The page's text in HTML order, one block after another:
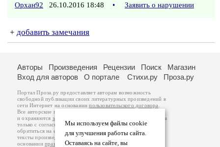
Орхан92 26.10.2016 18:48 • Заявить о нарушении
+ добавить замечания
Мы используем файлы cookie
для улучшения работы сайта.
Оставаясь на сайте, вы
Авторы Произведения Рецензии Поиск
Магазин
Вход для авторов
О портале Стихи.ру Проза.ру
Портал Проза.ру предоставляет авторам возможность
свободной публикации своих литературных произведений в
сети Интернет на основаниипользовательского договора
Все авторские права на произведения принадлежат авторам
и охраняются законом
. Перепечатка произведений возможна
только с согласия его автора, к которому вы можете
обратиться на его авторской странице. Ответственность за
тексты произведений авторы несут самостоятельно на
основанииправил публикацииизаконодательства